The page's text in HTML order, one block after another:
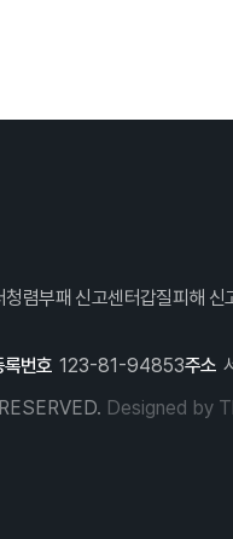
청렴부패 신고센터갑질피해 신
번호 123-81-94853주소
Designed by